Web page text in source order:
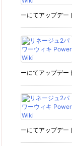
ーにてアップデー
ーにてアップデー
ーにてアップデー